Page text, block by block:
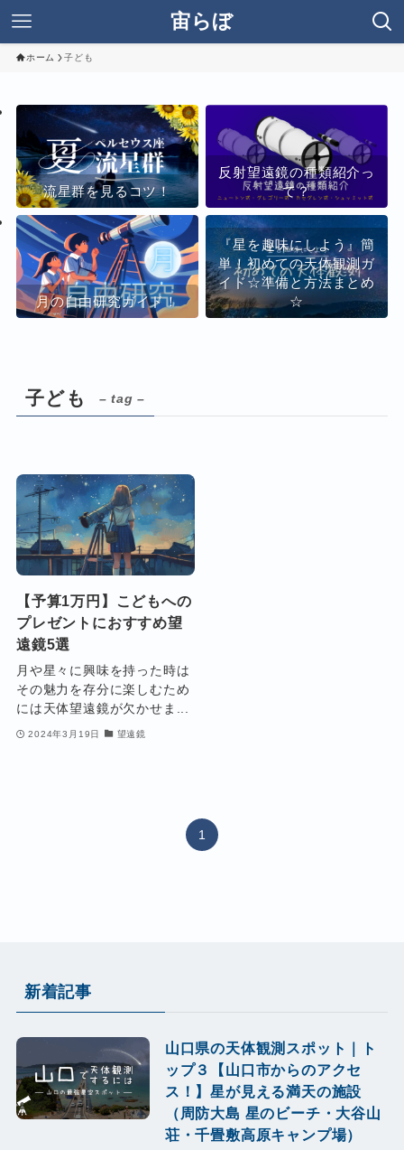
宙らぼ
ホーム 子ども
流星群を見るコツ！
反射望遠鏡の種類紹介っ
て？
月の自由研究ガイド！
『星を趣味にしよう』簡
単！初めての天体観測ガ
イド☆準備と方法まとめ
☆
子ども – tag –
【予算1万円】こどもへの
プレゼントにおすすめ望
遠鏡5選
月や星々に興味を持った時は
その魅力を存分に楽しむため
には天体望遠鏡が欠かせま...
2024年3月19日 望遠鏡
1
新着記事
山口県の天体観測スポット｜ト
ップ３【山口市からのアクセ
ス！】星が見える満天の施設
（周防大島 星のビーチ・大谷山
荘・千畳敷高原キャンプ場）